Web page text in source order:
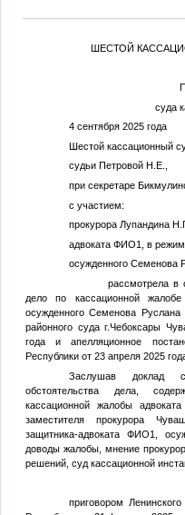
ШЕСТОЙ
суда
4 сентября
Шестой кассационный
судьи Петровой Н.Е.,
при секретаре
с участием:
прокурора Лупандина
адвоката ФИО1
, в
осужденного Семенова
рассмотрела в
дело по кассационной
осужденного Семенова Руслана
районного суда г.Чебоксары
года и апелляционное
Республики от 23 апреля 2025
Заслушав доклад
обстоятельства дела,
кассационной жалобы
заместителя прокурора
защитника-адвокатаФИО1
,
доводы жалобы, мнение
решений, суд кассационной
приговором